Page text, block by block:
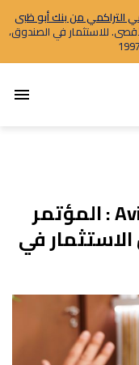
التراكمي من بنك أبو ظبى
للاستثمار في الصندوق،
menu
اتش سى بالتعاون مع Avior : المؤتمر
في